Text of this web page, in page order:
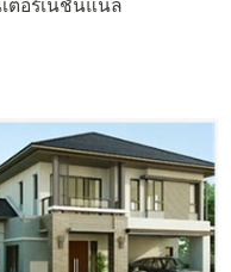
ตอร์เนชั่นแนล